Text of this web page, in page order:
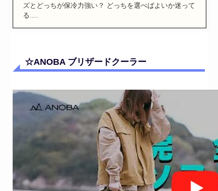
ズとどっちが保冷力強い？ どっちを選べばよいか迷って
る.…
☆ANOBA ブリザードクーラー